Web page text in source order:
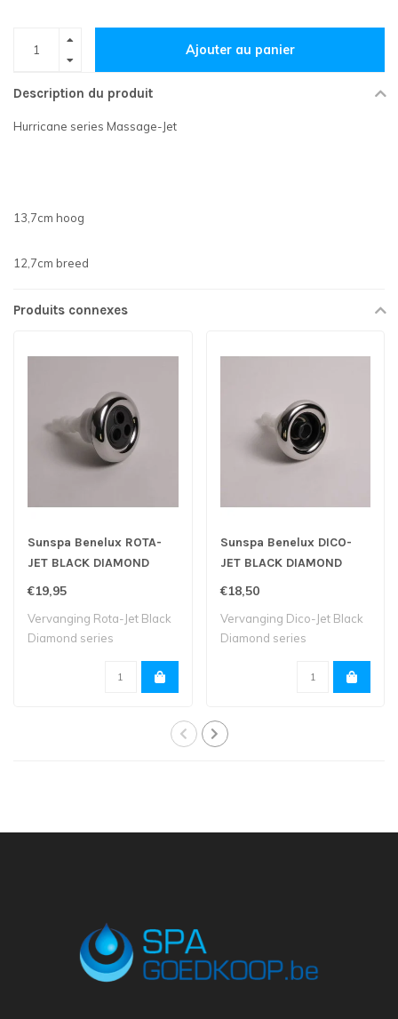
Ajouter au panier
Description du produit
Hurricane series Massage-Jet
13,7cm hoog
12,7cm breed
Produits connexes
Sunspa Benelux ROTA-
JET BLACK DIAMOND
SERIE
€19,95
Vervanging Rota-Jet Black
Diamond series
Sunspa Benelux DICO-
JET BLACK DIAMOND
SERIE
€18,50
Vervanging Dico-Jet Black
Diamond series